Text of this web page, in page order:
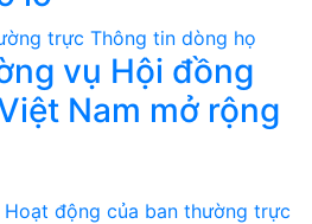
trực Thông tin dòng họ
vụ Hội đồng
Nam mở rộng
Hoạt động của ban thường trực